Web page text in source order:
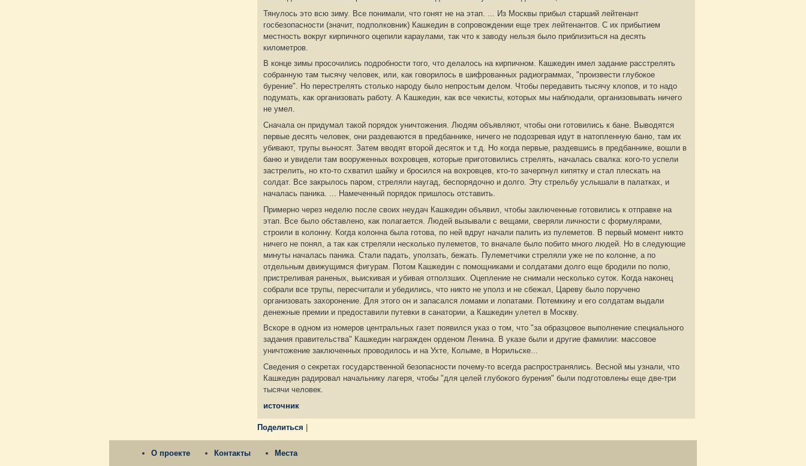
Тянулось это всю зиму. Все понимали, что гонят не на этап. ... Из Москвы прибыл старший лейтенант
госбезопасности (значит, подполковник) Кашкедин в сопровождении еще трех лейтенантов. С их прибытием
местность вокруг кирпичного оцепили караулами, так что к заводу нельзя было приблизиться на десять
километров.
В конце зимы просочились подробности того, что делалось на кирпичном. Кашкедин имел задание расстрелять
собранную там тысячу человек, или, как говорилось в шифрованных радиограммах, "произвести глубокое
бурение". Но перестрелять столько народу было непростым делом. Чтобы передавить тысячу клопов, и то надо
подумать, как организовать работу. А Кашкедин, как все чекисты, которых мы наблюдали, организовывать ничего
не умел.
Сначала он придумал такой порядок уничтожения. Людям объявляют, чтобы они готовились к бане. Выводятся
первые десять человек, они раздеваются в предбаннике, ничего не подозревая идут в натопленную баню, там их
убивают, трупы выносят. Затем вводят второй десяток и т.д. Но когда первые, раздевшись в предбаннике, вошли в
баню и увидели там вооруженных вохровцев, которые приготовились стрелять, началась свалка: кого-то успели
застрелить, но кто-то схватил шайку и бросился на вохровцев, кто-то зачерпнул кипятку и стал плескать на
солдат. Все закрылось паром, стреляли наугад, беспорядочно и долго. Эту стрельбу услышали в палатках, и
началась паника. ... Намеченный порядок пришлось отставить.
Примерно через неделю после своих неудач Кашкедин объявил, чтобы заключенные готовились к отправке на
этап. Все было обставлено, как полагается. Людей вызывали с вещами, сверяли личности с формулярами,
строили в колонну. Когда колонна была готова, по ней вдруг начали палить из пулеметов. В первый момент никто
ничего не понял, а так как стреляли несколько пулеметов, то вначале было побито много людей. Но в следующие
минуты началась паника. Стали падать, уползать, бежать. Пулеметчики стреляли уже не по колонне, а по
отдельным движущимся фигурам. Потом Кашкедин с помощниками и солдатами долго еще бродили по полю,
пристреливая раненых, выискивая и убивая отползших. Оцепление не снимали несколько суток. Когда наконец
собрали все трупы, пересчитали и убедились, что никто не уполз и не сбежал, Цареву было поручено
организовать захоронение. Для этого он и запасался ломами и лопатами. Потемкину и его солдатам выдали
денежные премии и предоставили путевки в санатории, а Кашкедин улетел в Москву.
Вскоре в одном из номеров центральных газет появился указ о том, что "за образцовое выполнение специального
задания правительства" Кашкедин награжден орденом Ленина. В указе были и другие фамилии: массовое
уничтожение заключенных проводилось и на Ухте, Колыме, в Норильске...
Сведения о секретах государственной безопасности почему-то всегда распространялись. Весной мы узнали, что
Кашкедин радировал начальнику лагеря, чтобы "для целей глубокого бурения" были подготовлены еще две-три
тысячи человек.
источник
Поделиться
О проекте Контакты Места